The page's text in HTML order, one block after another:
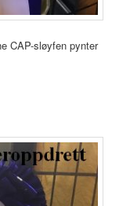
CAP-sløyfen pynter